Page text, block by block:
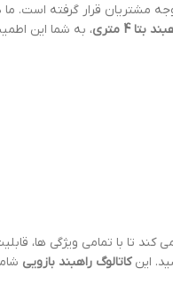
مشتریان قرار گرفته است. ما
بتا 4 متری
، به شما این
کند تا با تمامی ویژگی ها،
اینکاتالوگ راهبند بازویی